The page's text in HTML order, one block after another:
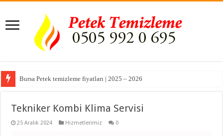
Bursa Petek temizleme fiyatları | 2025 – 2026
Tekniker Kombi Klima Servisi
25 Aralık 2024 Hizmetlerimiz 0